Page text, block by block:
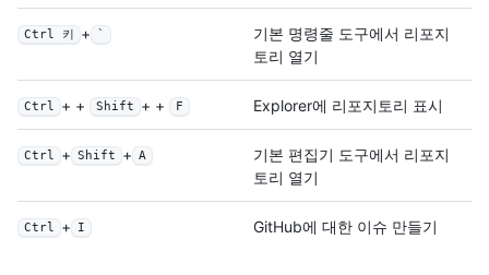
Ctrl 키 + `
기본 명령줄 도구에서 리포지
토리 열기
Ctrl + + Shift + + F Explorer에 리포지토리 표시
Ctrl + Shift + A
기본 편집기 도구에서 리포지
토리 열기
Ctrl + I GitHub에 대한 이슈 만들기